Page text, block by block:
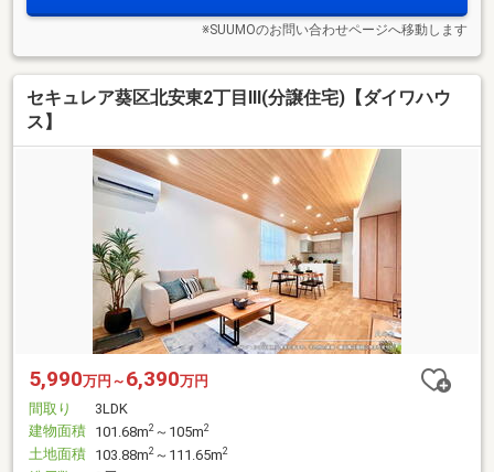
※SUUMOのお問い合わせページへ移動します
セキュレア葵区北安東2丁目III(分譲住宅)【ダイワハウ
ス】
5,990万円～ 6,390万円
間取り
3LDK
建物面積 101.68m2 ～105m2
土地面積 103.88m2 ～111.65m2